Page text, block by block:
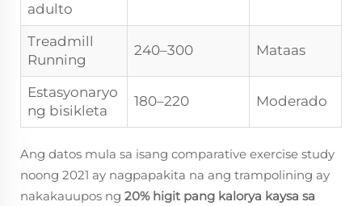
adulto
Treadmill
Running
240–300 Mataas
Estasyonaryo
ng bisikleta
180–220 Moderado
Ang datos mula sa isang comparative exercise study
noong 2021 ay nagpapakita na ang trampolining ay
nakakauupos ng 20% higit pang kalorya kaysa sa